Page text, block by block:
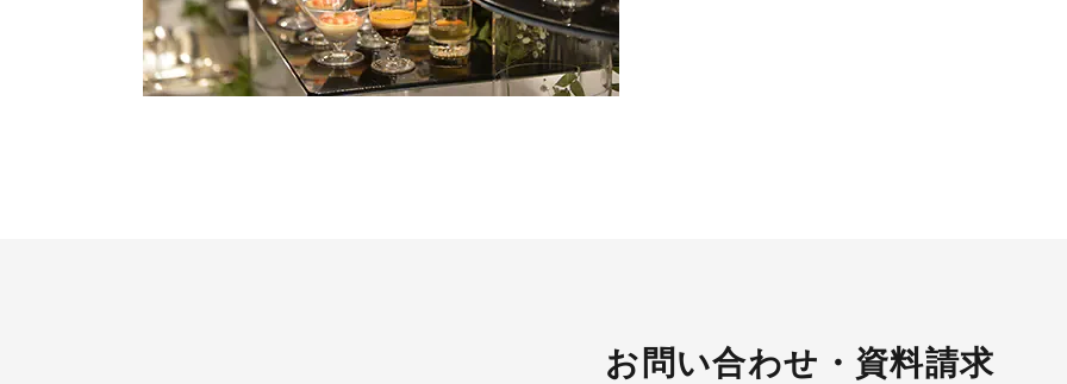
お問い合わせ・資料請求